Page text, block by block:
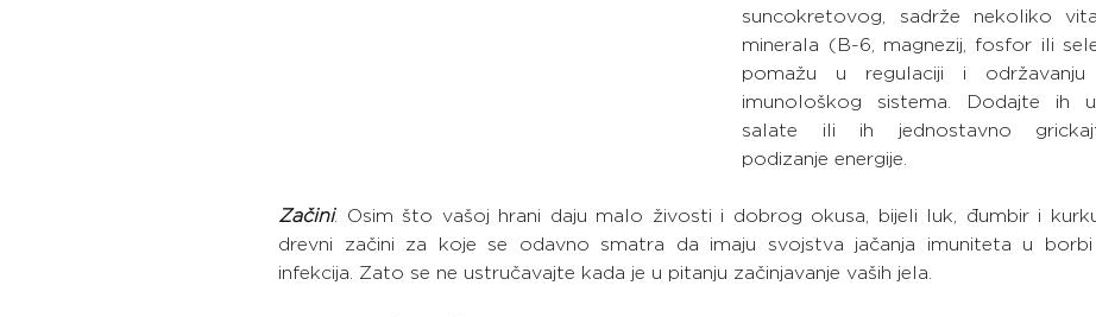
suncokretovog, sadrže nekoliko
minerala (B-6, magnezij, fosfor ili
pomažu u regulaciji i održavanju
imunološkog sistema. Dodajte ih
salate ili ih jednostavno
podizanje energije.
Začini. Osim što vašoj hrani daju malo živosti i dobrog okusa, bijeli luk, đumbir i
drevni začini za koje se odavno smatra da imaju svojstva jačanja imuniteta u
infekcija. Zato se ne ustručavajte kada je u pitanju začinjavanje vaših jela.